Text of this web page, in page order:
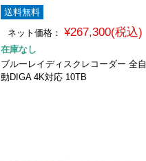
送料無料
ネット価格：
¥267,300(税込)
在庫なし
ブルーレイディスクレコーダー 全自
動DIGA 4K対応 10TB